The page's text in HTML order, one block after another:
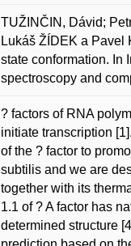
TUŽINČIN, Dávid;
Lukáš ŽÍDEK a Pavel
state conformation. In
spectroscopy and
? factors of RNA
initiate transcription
of the ? factor to
subtilis and we are
together with its
1.1 of ? A factor has
determined structure